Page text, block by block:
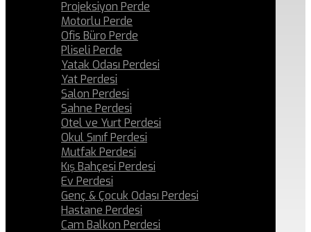
Projeksiyon Perde
Motorlu Perde
Ofis Büro Perde
Pliseli Perde
Yatak Odası Perdesi
Yat Perdesi
Salon Perdesi
Sahne Perdesi
Otel ve Yurt Perdesi
Okul Sınıf Perdesi
Mutfak Perdesi
Kış Bahçesi Perdesi
Ev Perdesi
Genç & Çocuk Odası Perdesi
Hastane Perdesi
Cam Balkon Perdesi